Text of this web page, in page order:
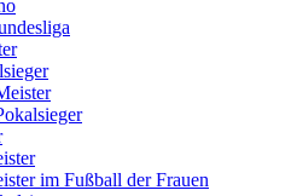
im Fußball der Frauen